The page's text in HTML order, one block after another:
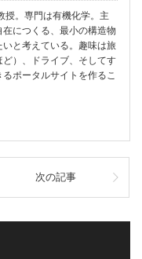
授。専門は有機化学。主
につくる、最小の構造物
と考えている。趣味は旅
）、ドライブ、そしてす
ポータルサイトを作るこ
次の記事